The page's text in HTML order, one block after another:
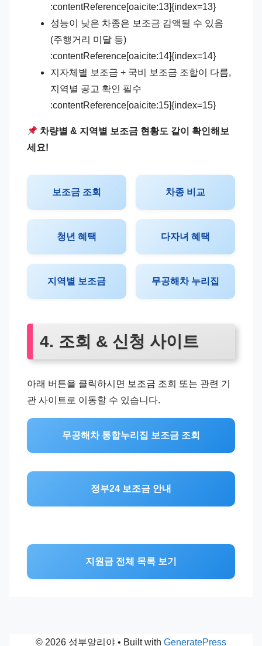
:contentReference[oaicite:13]{index=13}
성능이 낮은 차종은 보조금 감액될 수 있음
(주행거리 미달 등)
:contentReference[oaicite:14]{index=14}
지자체별 보조금 + 국비 보조금 조합이 다름,
지역별 공고 확인 필수
:contentReference[oaicite:15]{index=15}
차량별 & 지역별 보조금 현황도 같이 확인해보
세요!
보조금 조회 차종 비교
청년 혜택 다자녀 혜택
지역별 보조금 무공해차 누리집
4. 조회 & 신청 사이트
아래 버튼을 클릭하시면 보조금 조회 또는 관련 기
관 사이트로 이동할 수 있습니다.
무공해차 통합누리집 보조금 조회
정부24 보조금 안내
지원금 전체 목록 보기
© 2026 성부알리야 • Built with GeneratePress